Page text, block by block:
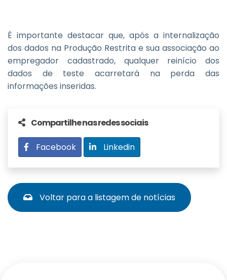
É importante destacar que, após a internalização
dos dados na Produção Restrita e sua associação ao
empregador cadastrado, qualquer reinício dos
dados de teste acarretará na perda das
informações inseridas.
Compartilhe nas redes sociais
Facebook Linkedin
Voltar para a listagem de notícias